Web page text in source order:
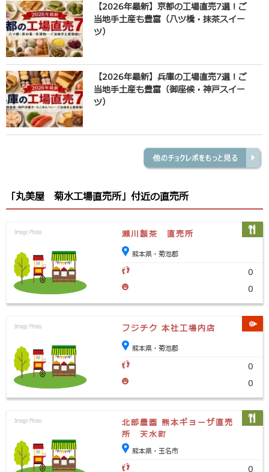
【2026年最新】京都の工場直売7選！ご
当地手土産も豊富（八ツ橋・抹茶スイー
ツ）
【2026年最新】兵庫の工場直売7選！ご
当地手土産も豊富（御座候・神戸スイー
ツ）
「丸美屋 菊水工場直売所」付近の直売所
瀬川製茶 直売所
熊本県・菊池郡
0
0
フジチク 本社工場内店
熊本県・菊池郡
0
0
北部農園 熊本ギョーザ直売
所 天水町
熊本県・玉名市
0